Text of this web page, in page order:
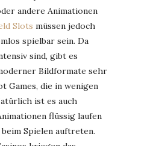
andere Animationen
Slots müssen jedoch
spielbar sein. Da
sind, gibt es
Bildformate sehr
Games, die in wenigen
ist es auch
flüssig laufen
Spielen auftreten.